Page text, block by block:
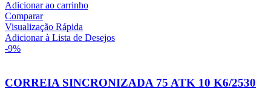
preço
era:
R$14.300,00.R$13.000,00.
Adicionar ao carrinho
Comparar
Visualização Rápida
Adicionar à Lista de Desejos
-9%
CORREIA SINCRONIZADA 75 ATK 10 K6/2530